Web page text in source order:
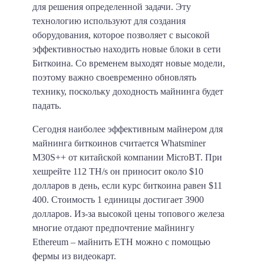
для решения определенной задачи. Эту
технологию используют для создания
оборудования, которое позволяет с высокой
эффективностью находить новые блоки в сети
Биткоина. Со временем выходят новые модели,
поэтому важно своевременно обновлять
технику, поскольку доходность майнинга будет
падать.
Сегодня наиболее эффективным майнером для
майнинга биткоинов считается Whatsminer
M30S++ от китайской компании MicroBT. При
хешрейте 112 TH/s он приносит около $10
долларов в день, если курс биткоина равен $11
400. Стоимость 1 единицы достигает 3900
долларов. Из-за высокой цены топового железа
многие отдают предпочтение майнингу
Ethereum – майнить ETH можно с помощью
фермы из видеокарт.